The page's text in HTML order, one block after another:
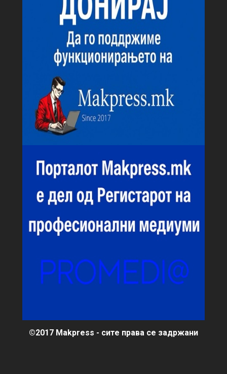
©2017 Makpress - сите права се задржани